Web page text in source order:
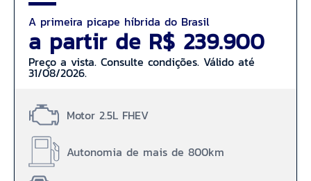
A primeira picape híbrida do Brasil
a partir de R$ 239.900
Preço a vista. Consulte condições. Válido até
31/08/2026.
Motor 2.5L FHEV
Autonomia de mais de 800km